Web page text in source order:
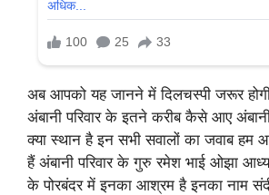
अब आपको यह जानने में दिलचस्पी जरूर
अंबानी परिवार के इतने करीब कैसे आए
क्या स्थान है इन सभी सवालों का जवाब
हैं अंबानी परिवार के गुरु रमेश भाई ओझा
के पोरबंदर में इनका आश्रम है इनका नाम